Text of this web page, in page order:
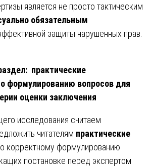
является не просто тактическим
обязательным
защиты нарушенных прав.
практические
формулированию вопросов для
оценки заключения
исследования считаем
читателям практические
корректному формулированию
постановке перед экспертом